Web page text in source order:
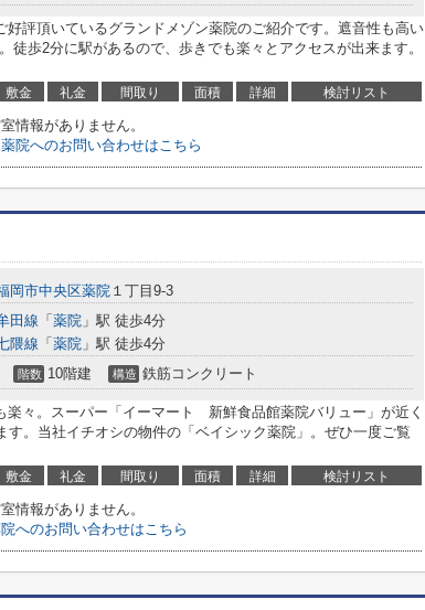
好評頂いているグランドメゾン薬院のご紹介です。遮音性も高い
徒歩2分に駅があるので、歩きでも楽々とアクセスが出来ます。
敷金 礼金 間取り 面積 詳細 検討リスト
情報がありません。
院へのお問い合わせはこちら
岡市中央区薬院 １丁目9-3
田線 「 薬院 」駅 徒歩4分
隈線 「 薬院 」駅 徒歩4分
階数 10階建 構造 鉄筋コンクリート
楽々。スーパー「イーマート 新鮮食品館薬院バリュー」が近く
す。当社イチオシの物件の「ベイシック薬院」。ぜひ一度ご覧
敷金 礼金 間取り 面積 詳細 検討リスト
情報がありません。
へのお問い合わせはこちら